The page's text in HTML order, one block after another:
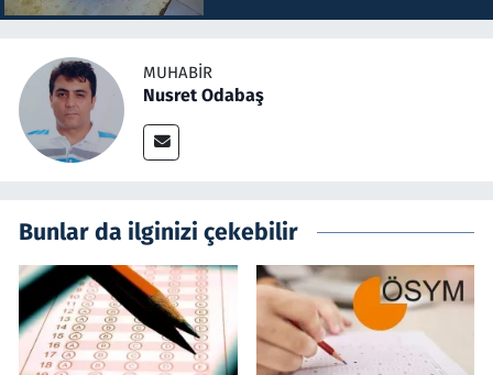
MUHABIR
Nusret Odabaş
Bunlar da ilginizi çekebilir